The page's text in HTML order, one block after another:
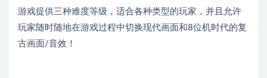
游戏提供三种难度等级，适合各种类型的玩家，并且允许
玩家随时随地在游戏过程中切换现代画面和8位机时代的复
古画面/音效！